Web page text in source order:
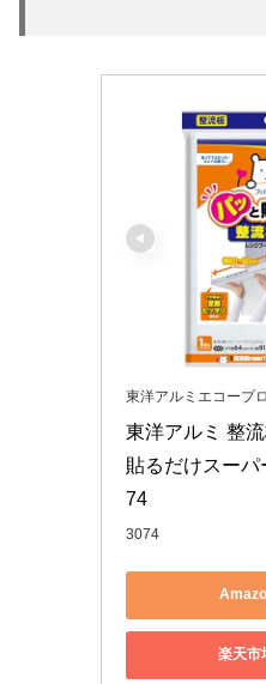
東洋アルミエコープ
東洋アルミ 整
貼るだけスー
74
3074
楽天市